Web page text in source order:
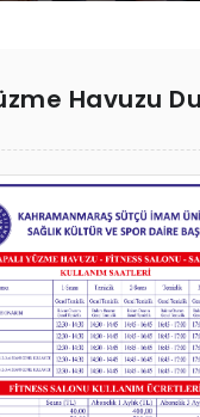
Havuzu